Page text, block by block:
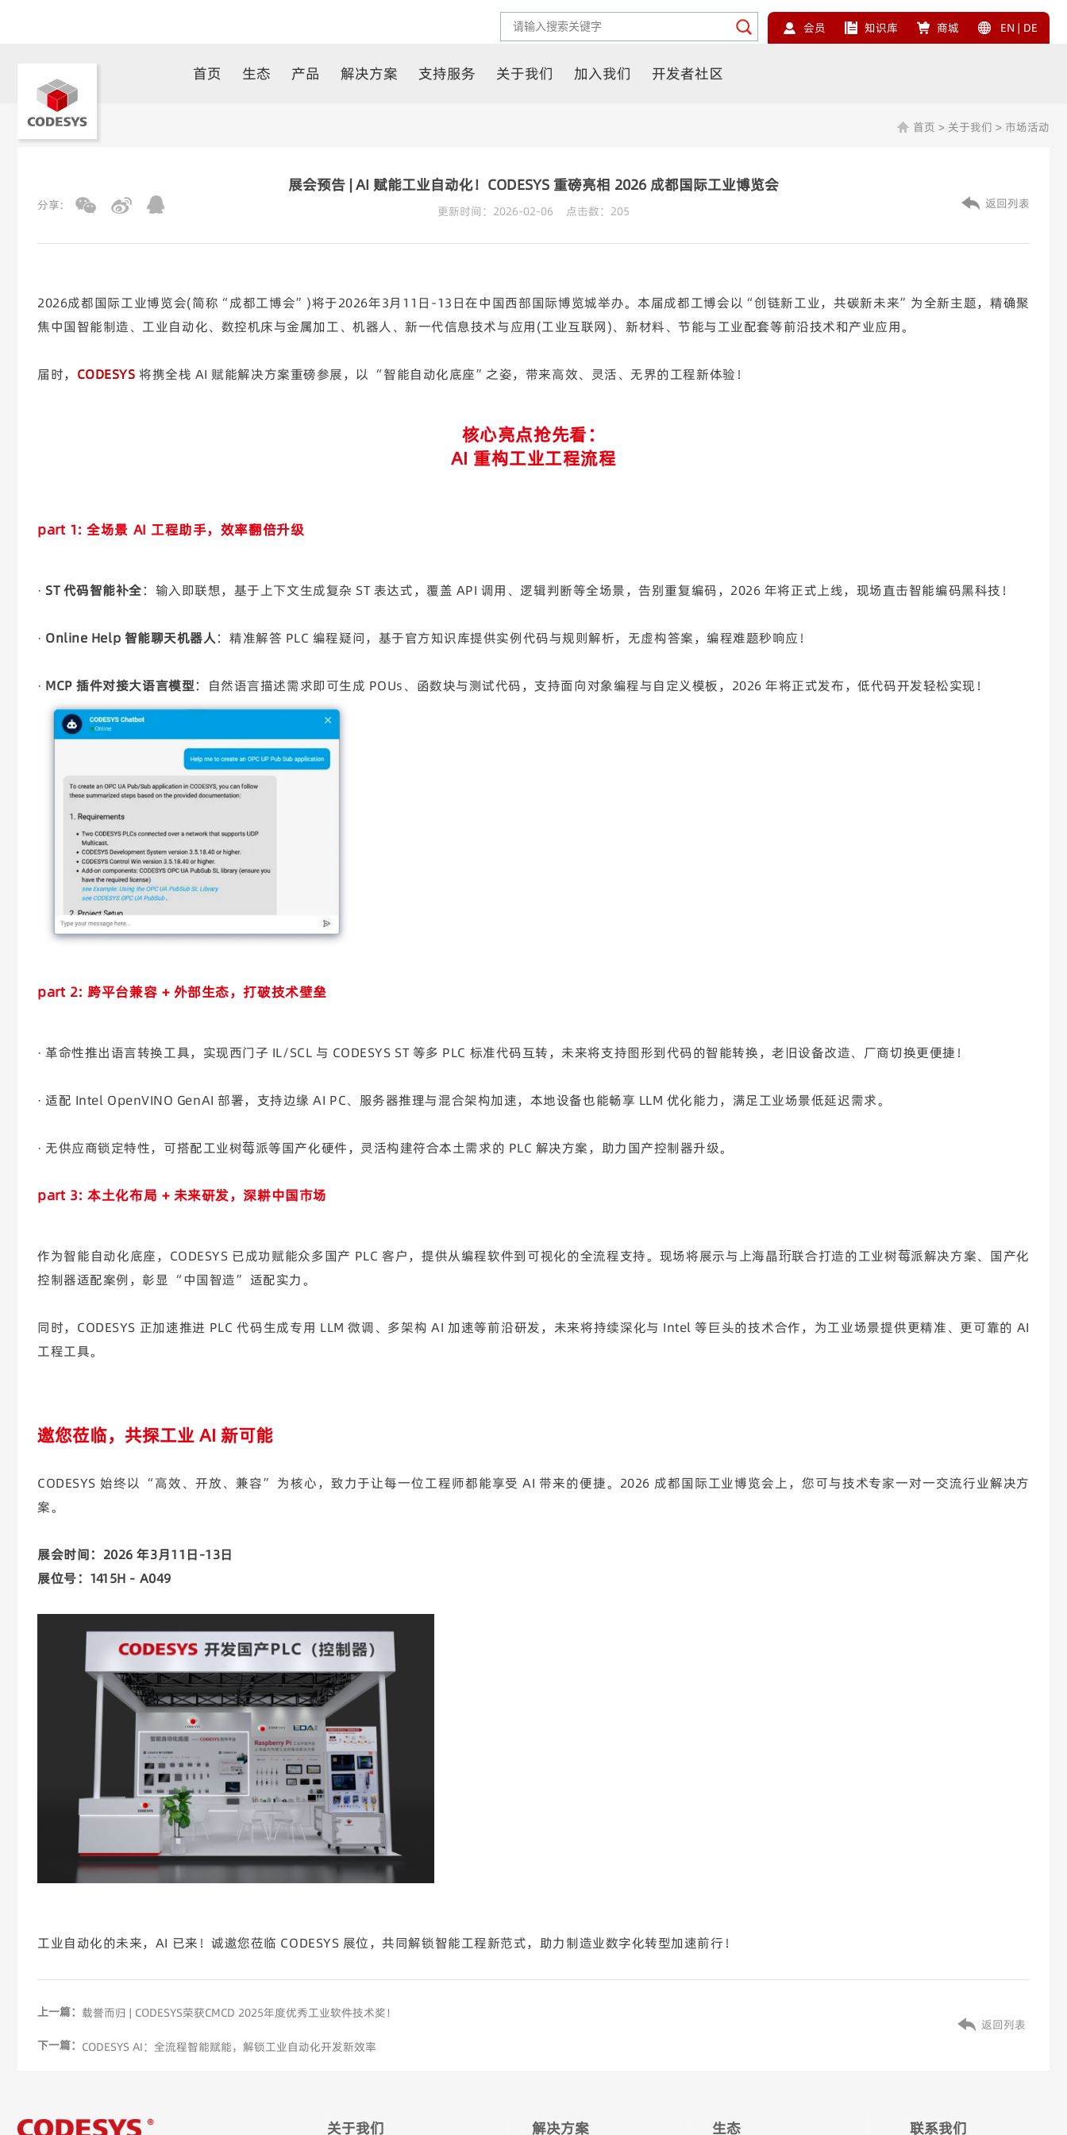
会员 知识库 商城 EN | DE
首页 生态 产品 解决方案 支持服务 关于我们 加入我们 开发者社区
首页 > 关于我们 > 市场活动
返回列表
展会预告 | AI 赋能工业自动化！CODESYS 重磅亮相 2026 成都国际工业博览会
更新时间：2026-02-06 点击数： 205
分享:
2026成都国际工业博览会(简称“成都工博会”)将于2026年3月11日-13日在中国西部国际博览城举办。本届成都工博会以“创链新工业，共碳新未来”为全新主题，精确聚
焦中国智能制造、工业自动化、数控机床与金属加工、机器人、新一代信息技术与应用(工业互联网)、新材料、节能与工业配套等前沿技术和产业应用。
届时， CODESYS 将携全栈 AI 赋能解决方案重磅参展，以 “智能自动化底座”之姿，带来高效、灵活、无界的工程新体验！
核心亮点抢先看：
AI 重构工业工程流程
part 1: 全场景 AI 工程助手，效率翻倍升级
· ST 代码智能补全：输入即联想，基于上下文生成复杂 ST 表达式，覆盖 API 调用、逻辑判断等全场景，告别重复编码，2026 年将正式上线，现场直击智能编码黑科技！
· Online Help 智能聊天机器人：精准解答 PLC 编程疑问，基于官方知识库提供实例代码与规则解析，无虚构答案，编程难题秒响应！
· MCP 插件对接大语言模型：自然语言描述需求即可生成 POUs、函数块与测试代码，支持面向对象编程与自定义模板，2026 年将正式发布，低代码开发轻松实现！
part 2:跨平台兼容 + 外部生态，打破技术壁垒
· 革命性推出语言转换工具，实现西门子 IL/SCL 与 CODESYS ST 等多 PLC 标准代码互转，未来将支持图形到代码的智能转换，老旧设备改造、厂商切换更便捷！
· 适配 Intel OpenVINO GenAI 部署，支持边缘 AI PC、服务器推理与混合架构加速，本地设备也能畅享 LLM 优化能力，满足工业场景低延迟需求。
· 无供应商锁定特性，可搭配工业树莓派等国产化硬件，灵活构建符合本土需求的 PLC 解决方案，助力国产控制器升级。
part 3:本土化布局 + 未来研发，深耕中国市场
作为智能自动化底座，CODESYS 已成功赋能众多国产 PLC 客户，提供从编程软件到可视化的全流程支持。现场将展示与上海晶珩联合打造的工业树莓派解决方案、国产化
控制器适配案例，彰显 “中国智造” 适配实力。
同时，CODESYS 正加速推进 PLC 代码生成专用 LLM 微调、多架构 AI 加速等前沿研发，未来将持续深化与 Intel 等巨头的技术合作，为工业场景提供更精准、更可靠的 AI
工程工具。
邀您莅临，共探工业 AI 新可能
CODESYS 始终以 “高效、开放、兼容” 为核心，致力于让每一位工程师都能享受 AI 带来的便捷。2026 成都国际工业博览会上，您可与技术专家一对一交流行业解决方
案。
展会时间：2026 年3月11日-13日
展位号：1415H - A049
工业自动化的未来，AI 已来！诚邀您莅临 CODESYS 展位，共同解锁智能工程新范式，助力制造业数字化转型加速前行！
上一篇： 载誉而归 | CODESYS荣获CMCD 2025年度优秀工业软件技术奖！
下一篇： CODESYS AI：全流程智能赋能，解锁工业自动化开发新效率
返回列表
关于我们 解决方案 生态 联系我们